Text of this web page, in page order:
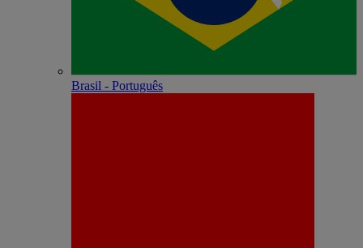
Brasil - Português